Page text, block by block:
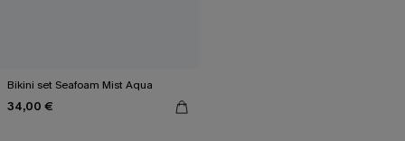
Bikini set Seafoam Mist Aqua
34,00 €